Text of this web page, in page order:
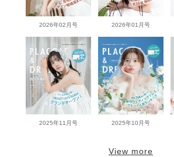
2026年02月号 2026年01月号
2025年11月号 2025年10月号
View more